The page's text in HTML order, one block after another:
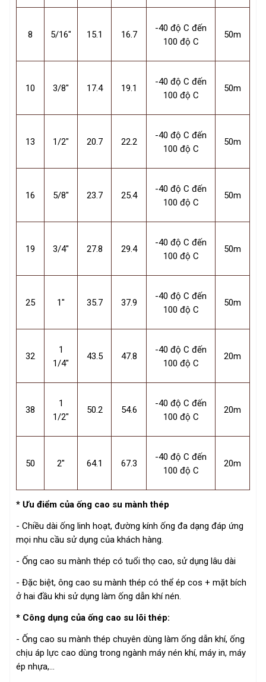
8 5/16" 15.1 16.7
-40 độ C đến
100 độ C
50m
10 3/8" 17.4 19.1
-40 độ C đến
100 độ C
50m
13 1/2" 20.7 22.2
-40 độ C đến
100 độ C
50m
16 5/8" 23.7 25.4
-40 độ C đến
100 độ C
50m
19 3/4" 27.8 29.4
-40 độ C đến
100 độ C
50m
25 1" 35.7 37.9
-40 độ C đến
100 độ C
50m
32
1
1/4"
43.5 47.8
-40 độ C đến
100 độ C
20m
38
1
1/2"
50.2 54.6
-40 độ C đến
100 độ C
20m
50 2" 64.1 67.3
-40 độ C đến
100 độ C
20m
* Ưu điểm của ống cao su mành thép
- Chiều dài ống linh hoạt, đường kính ống đa dạng đáp ứng
mọi nhu cầu sử dụng của khách hàng.
- Ống cao su mành thép có tuổi thọ cao, sử dụng lâu dài
- Đặc biệt, ông cao su mành thép có thể ép cos + mặt bích
ở hai đầu khi sử dụng làm ống dẫn khí nén.
* Công dụng của ống cao su lõi thép:
- Ống cao su mành thép chuyên dùng làm ống dẫn khí, ống
chịu áp lực cao dùng trong ngành máy nén khí, máy in, máy
ép nhựa,...